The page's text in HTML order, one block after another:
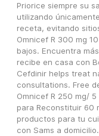
Priorice siempre su
utilizando
receta, evitando
Omnicef R 300 mg
bajos. Encuentra
recibe en casa con
Cefdinir helps treat
consultations. Free
Omnicef R 250 mg/
para Reconstituir 60
productos para tu
con Sams a